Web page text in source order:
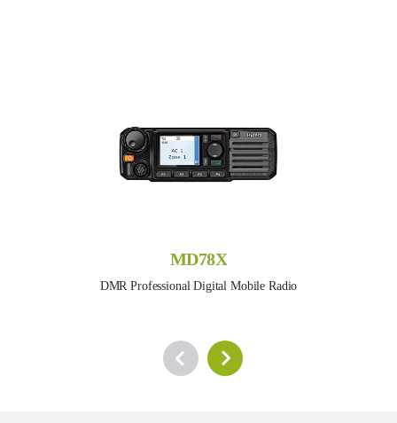
MD78X
DMR Professional Digital Mobile Radio